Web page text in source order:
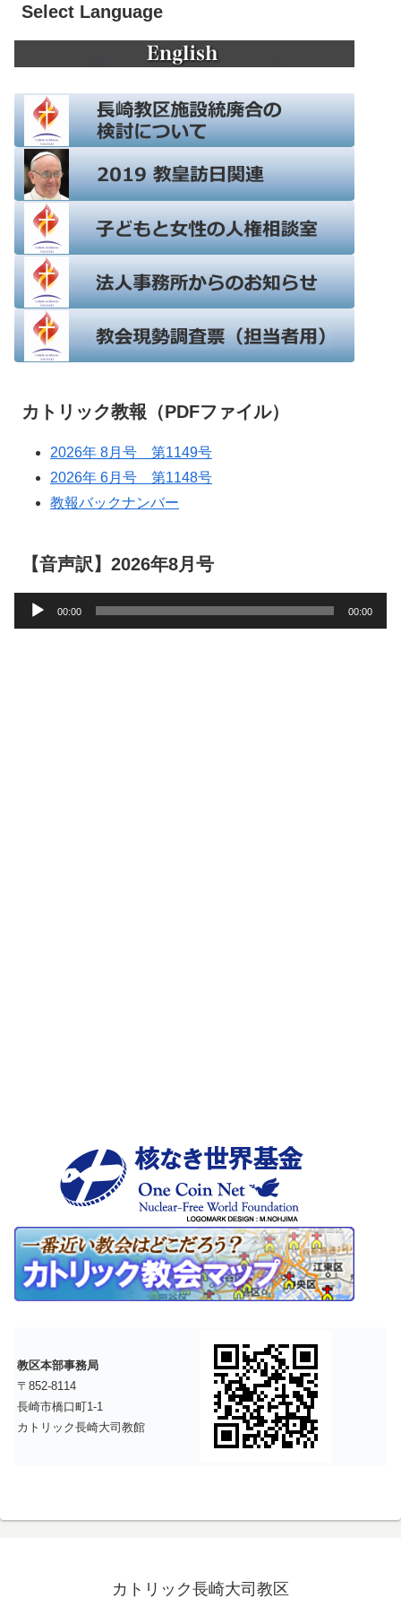
Select Language
カトリック教報（PDFファイル）
2026年 8月号 第1149号
2026年 6月号 第1148号
教報バックナンバー
【音声訳】2026年8月号
声
00:00 00:00
教区本部事務局
〒852-8114
長崎市橋口町1-1
カトリック長崎大司教館
カトリック長崎大司教区